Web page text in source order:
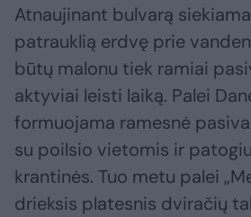
Atnaujinant bulvarą
patrauklią erdvę prie
būtų malonu tiek ramiai
aktyviai leisti laiką. Palei
formuojama ramesnė
su poilsio vietomis ir
krantinės. Tuo metu palei
drieksis platesnis dviračių